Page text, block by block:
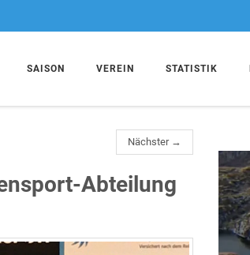
SAISON VEREIN STATISTIK
Nächster →
Abteilung